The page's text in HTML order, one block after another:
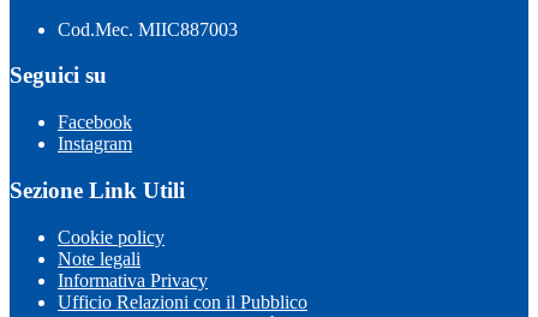
Cod.Mec. MIIC887003
Seguici su
Facebook
Instagram
Sezione Link Utili
Cookie policy
Note legali
Informativa Privacy
Ufficio Relazioni con il Pubblico